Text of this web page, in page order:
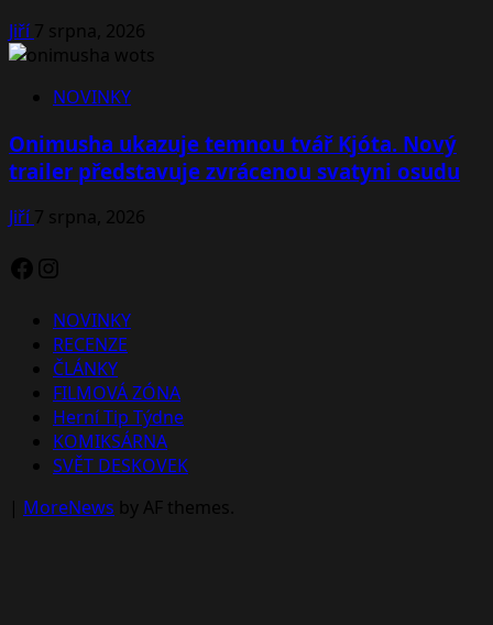
Jiří7 srpna, 2026
NOVINKY
Onimusha ukazuje temnou tvář Kjóta. Nový
trailer představuje zvrácenou svatyni osudu
Jiří7 srpna, 2026
Facebook
Instagram
NOVINKY
RECENZE
ČLÁNKY
FILMOVÁ ZÓNA
Herní Tip Týdne
KOMIKSÁRNA
SVĚT DESKOVEK
| MoreNews by AF themes.